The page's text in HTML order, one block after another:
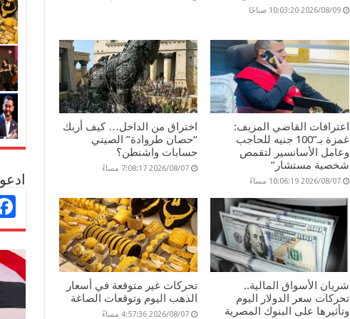
2026/08/09 10:03:20 صباحًا
اعترافات القاضي المزيف:
غمزة بـ”100 جنيه للحاجب
وعامل الأسانسير لتقمص
شخصية مستشار”
2026/08/07 10:06:19 مساءً
اختراق من الداخل… كيف أربك
“حصان طروادة” الصيني
حسابات واشنطن؟
2026/08/07 7:08:17 مساءً
شريان الأسواق المالية..
تحركات سعر الدولار اليوم
وتأثيرها على البنوك المصرية
تحركات غير متوقعة في أسعار
الذهب اليوم وتوقعات الصاغة
2026/08/07 4:57:36 مساءً